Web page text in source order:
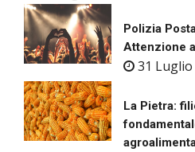
Polizia
Attenzione
31 Luglio
La Pietra: